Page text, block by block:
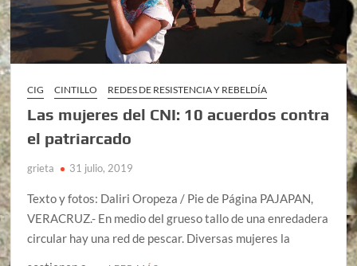
CIG CINTILLO REDES DE RESISTENCIA Y REBELDÍA
Las mujeres del CNI: 10 acuerdos contra
el patriarcado
grieta 31 julio, 2019
Texto y fotos: Daliri Oropeza / Pie de Página PAJAPAN,
VERACRUZ.- En medio del grueso tallo de una enredadera
circular hay una red de pescar. Diversas mujeres la